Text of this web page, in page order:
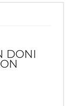
DONI